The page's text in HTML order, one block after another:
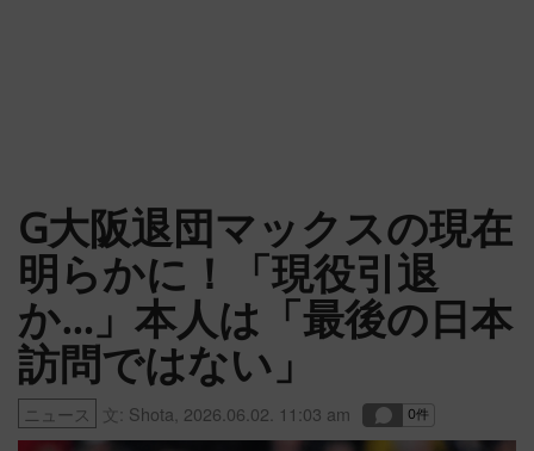
G大阪退団マックスの現在
明らかに！「現役引退
か…」本人は「最後の日本
訪問ではない」
ニュース 文: Shota 2026.06.02. 11:03 am